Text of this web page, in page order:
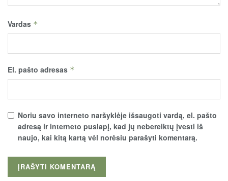
Vardas *
El. pašto adresas *
Noriu savo interneto naršyklėje išsaugoti vardą, el. pašto
adresą ir interneto puslapį, kad jų nebereiktų įvesti iš
naujo, kai kitą kartą vėl norėsiu parašyti komentarą.